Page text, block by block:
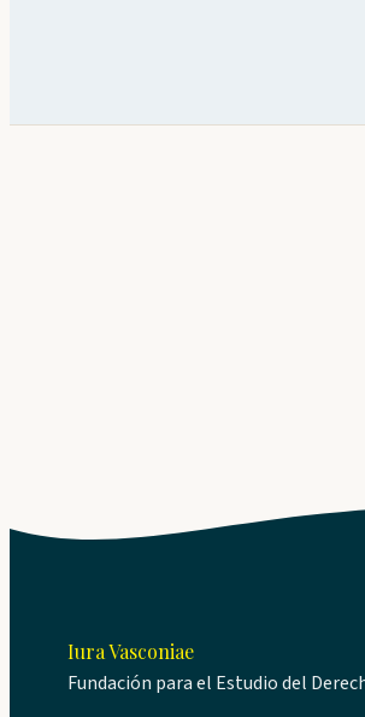
Iura Vasconiae
Fundación para el Estudio del